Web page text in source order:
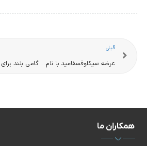
قبلی
عرضه سیکلوفسفامید با نام تجاری CycloCedal®
همکاران ما